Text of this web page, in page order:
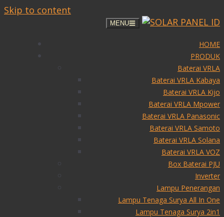
Skip to content
MENU
HOME
PRODUK
Baterai VRLA
Baterai VRLA Kabaya
Baterai VRLA Kijo
Baterai VRLA Mpower
Baterai VRLA Panasonic
Baterai VRLA Samoto
Baterai VRLA Solana
Baterai VRLA VOZ
Box Baterai PJU
Inverter
Lampu Penerangan
Lampu Tenaga Surya All In One
Lampu Tenaga Surya 2in1